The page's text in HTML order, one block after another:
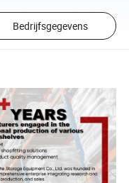
Bedrijfsgegevens